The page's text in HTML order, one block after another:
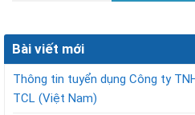
Bài viết mới
Thông tin tuyển dụng Công ty
TCL (Việt Nam)